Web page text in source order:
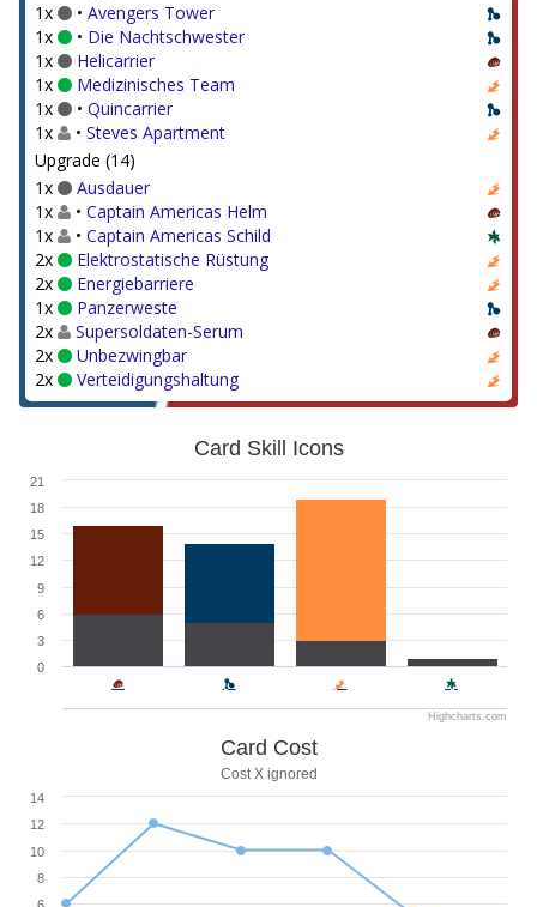
1x
• Avengers Tower
1x
• Die Nachtschwester
1x
Helicarrier
1x
Medizinisches Team
1x
• Quincarrier
1x
• Steves Apartment
Upgrade (14)
1x
Ausdauer
1x
• Captain Americas Helm
1x
• Captain Americas Schild
2x
Elektrostatische Rüstung
2x
Energiebarriere
1x
Panzerweste
2x
Supersoldaten-Serum
2x
Unbezwingbar
2x
Verteidigungshaltung
Card Skill Icons
0
3
6
9
12
15
18
21
Highcharts.com
Card Cost
Cost X ignored
8
10
12
14